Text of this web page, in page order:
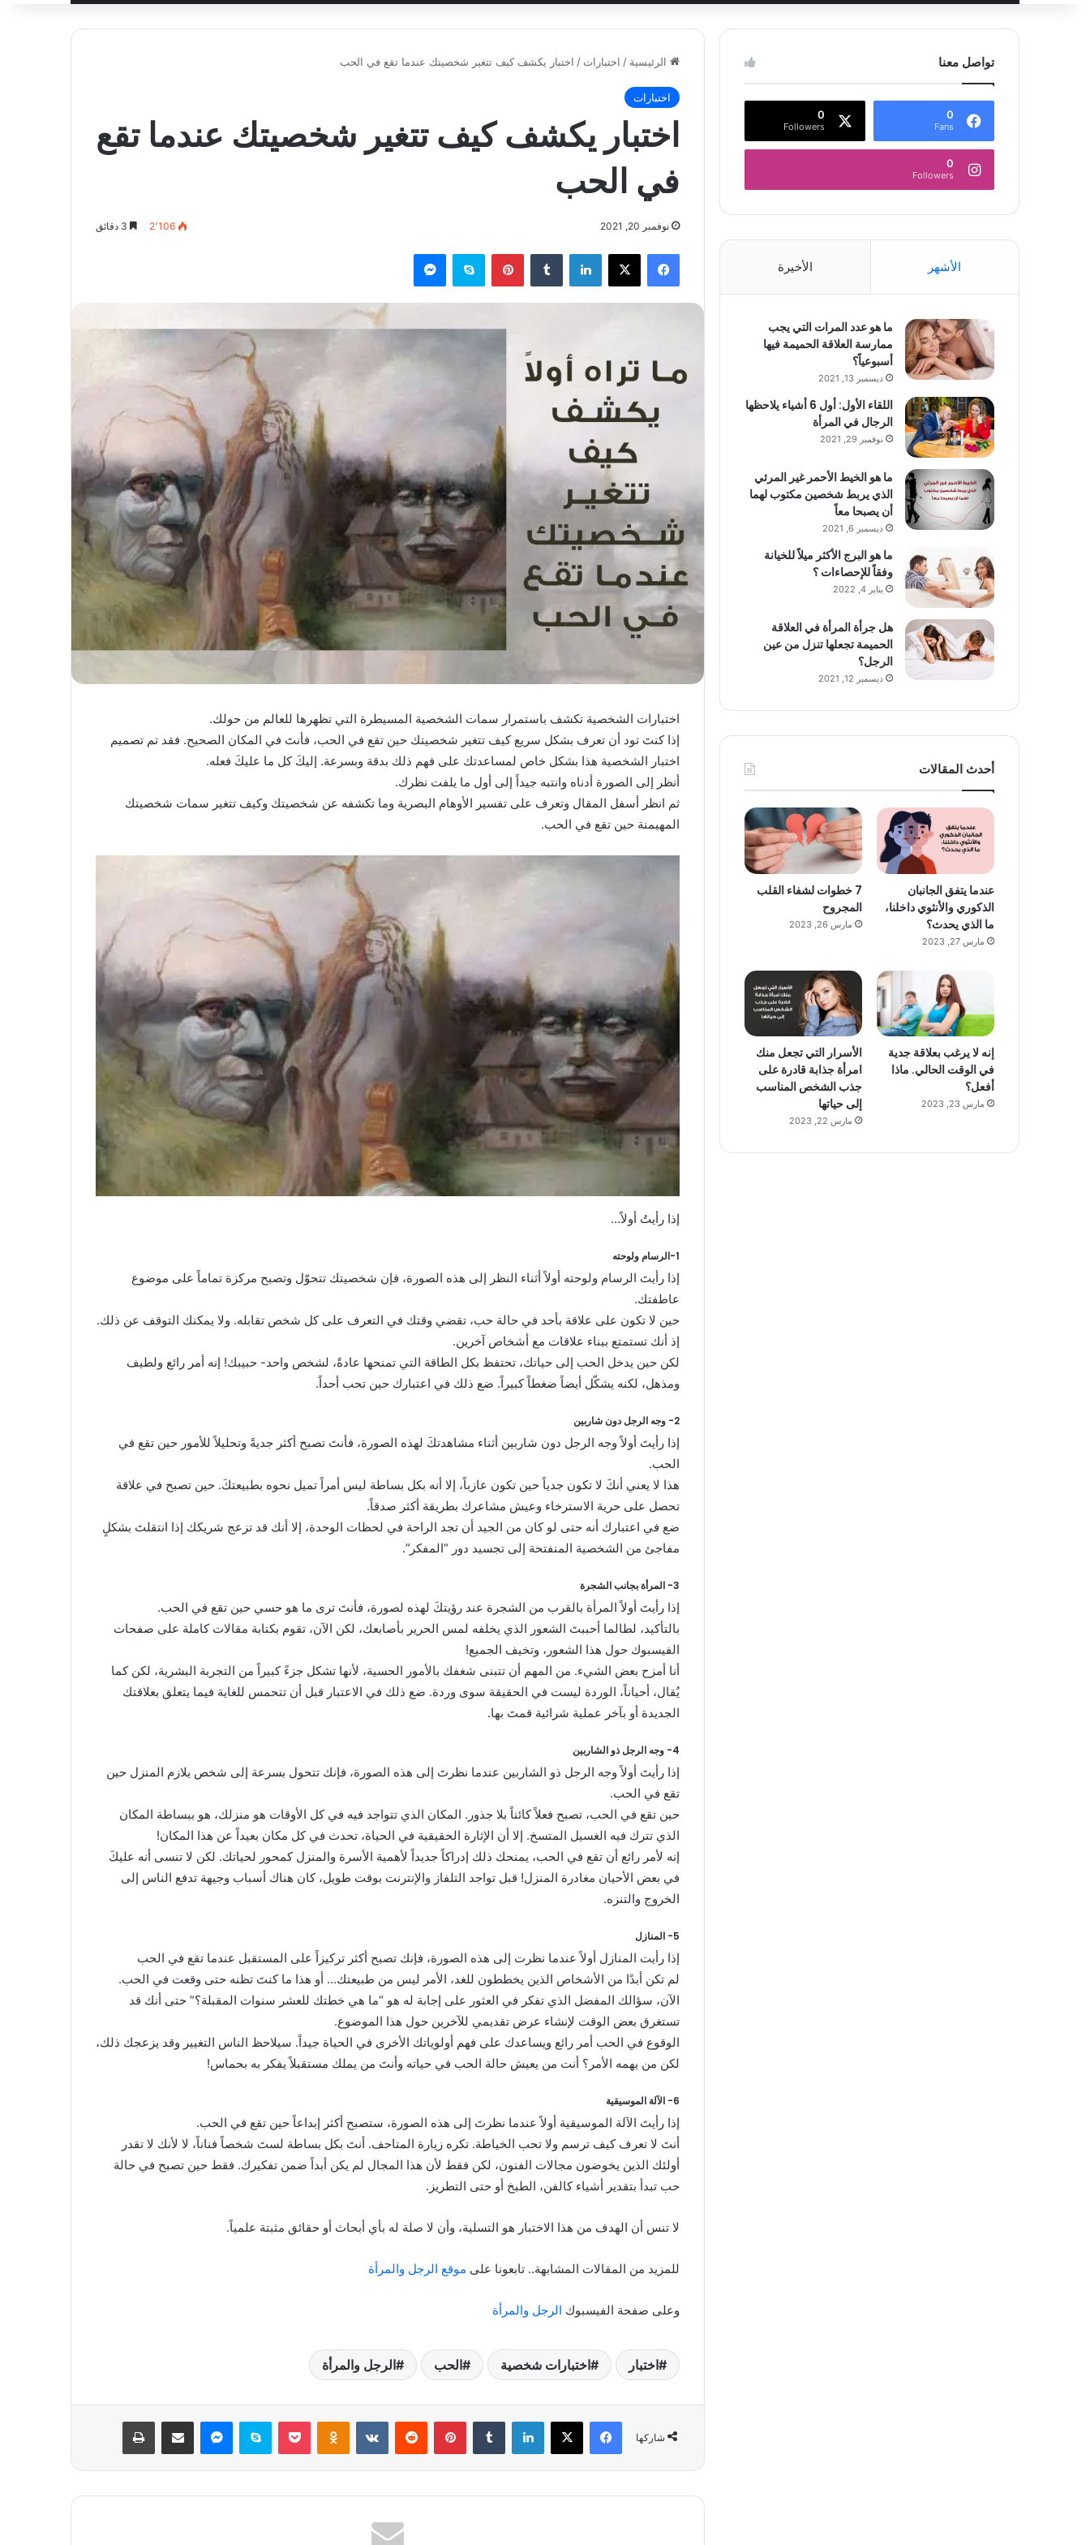
عن
الرئيسية / اختبارات / اختبار يكشف كيف تتغير شخصيتك عندما تقع في الحب
اختبارات
اختبار يكشف كيف تتغير شخصيتك عندما تقع
في الحب
نوفمبر 20, 2021 2٬106
فيسبوك X لينكدإن بينتيريستسكايب ماسنجر
اختبارات الشخصية تكشف باستمرار سمات الشخصية المسيطرة التي تظهرها للعالم من حولك.
إذا كنتَ تود أن تعرف بشكل سريع كيف تتغير شخصيتك حين تقع في الحب، فأنتَ في المكان الصحيح. فقد تم تصميم
اختبار الشخصية هذا بشكل خاص لمساعدتك على فهم ذلك بدقة وبسرعة. إليكَ كل ما عليكَ فعله.
أنظر إلى الصورة أدناه وانتبه جيداً إلى أول ما يلفت نظرك.
ثم انظر أسفل المقال وتعرف على تفسير الأوهام البصرية وما تكشفه عن شخصيتك وكيف تتغير سمات شخصيتك
المهيمنة حين تقع في الحب.
إذا رأيتُ أولاً…
1-الرسام ولوحته
إذا رأيتَ الرسام ولوحته أولاً أثناء النظر إلى هذه الصورة، فإن شخصيتك تتحوّل وتصبح مركزة تماماً على موضوع
عاطفتك.
حين لا تكون على علاقة بأحد في حالة حب، تقضي وقتك في التعرف على كل شخص تقابله. ولا يمكنك التوقف عن ذلك.
إذ أنك تستمتع ببناء علاقات مع أشخاص آخرين.
لكن حين يدخل الحب إلى حياتك، تحتفظ بكل الطاقة التي تمنحها عادةً، لشخص واحد- حبيبك! إنه أمر رائع ولطيف
ومذهل، لكنه يشكّل أيضاً ضغطاً كبيراً. ضع ذلك في اعتبارك حين تحب أحداً.
2- وجه الرجل دون شاربين
إذا رأيتَ أولاً وجه الرجل دون شاربين أثناء مشاهدتكَ لهذه الصورة، فأنتَ تصبح أكثر جديةً وتحليلاً للأمور حين تقع في
الحب.
هذا لا يعني أنكَ لا تكون جدياً حين تكون عازباً، إلا أنه بكل بساطة ليس أمراً تميل نحوه بطبيعتكَ. حين تصبح في علاقة
تحصل على حرية الاسترخاء وعيش مشاعرك بطريقة أكثر صدقاً.
ضع في اعتبارك أنه حتى لو كان من الجيد أن تجد الراحة في لحظات الوحدة، إلا أنك قد تزعج شريكك إذا انتقلتَ بشكلٍ
مفاجئ من الشخصية المنفتحة إلى تجسيد دور “المفكر”.
3- المرأة بجانب الشجرة
إذا رأيتَ أولاً المرأة بالقرب من الشجرة عند رؤيتكَ لهذه لصورة، فأنتَ ترى ما هو حسي حين تقع في الحب.
بالتأكيد، لطالما أحببتَ الشعور الذي يخلفه لمس الحرير بأصابعك، لكن الآن، تقوم بكتابة مقالات كاملة على صفحات
الفيسبوك حول هذا الشعور، وتخيف الجميع!
أنا أمزح بعض الشيء. من المهم أن تتبنى شغفك بالأمور الحسية، لأنها تشكل جزءً كبيراً من التجربة البشرية، لكن كما
يُقال، أحياناً، الوردة ليست في الحقيقة سوى وردة. ضع ذلك في الاعتبار قبل أن تتحمس للغاية فيما يتعلق بعلاقتك
الجديدة أو بآخر عملية شرائية قمتَ بها.
4- وجه الرجل ذو الشاربين
إذا رأيتَ أولاً وجه الرجل ذو الشاربين عندما نظرتَ إلى هذه الصورة، فإنك تتحول بسرعة إلى شخص يلازم المنزل حين
تقع في الحب.
حين تقع في الحب، تصبح فعلاً كائناً بلا جذور. المكان الذي تتواجد فيه في كل الأوقات هو منزلك، هو ببساطة المكان
الذي تترك فيه الغسيل المتسخ. إلا أن الإثارة الحقيقية في الحياة، تحدث في كل مكان بعيداً عن هذا المكان!
إنه لأمر رائع أن تقع في الحب، يمنحك ذلك إدراكاً جديداً لأهمية الأسرة والمنزل كمحور لحياتك. لكن لا تنسى أنه عليكَ
في بعض الأحيان مغادرة المنزل! قبل تواجد التلفاز والإنترنت بوقت طويل، كان هناك أسباب وجيهة تدفع الناس إلى
الخروج والتنزه.
5- المنازل
إذا رأيت المنازل أولاً عندما نظرت إلى هذه الصورة، فإنك تصبح أكثر تركيزاً على المستقبل عندما تقع في الحب
لم تكن أبدًا من الأشخاص الذين يخططون للغد، الأمر ليس من طبيعتك… أو هذا ما كنتَ تظنه حتى وقعت في الحب.
الآن، سؤالك المفضل الذي تفكر في العثور على إجابة له هو “ما هي خطتك للعشر سنوات المقبلة؟” حتى أنك قد
تستغرق بعض الوقت لإنشاء عرض تقديمي للآخرين حول هذا الموضوع.
الوقوع في الحب أمر رائع ويساعدك على فهم أولوياتك الأخرى في الحياة جيداً. سيلاحظ الناس التغيير وقد يزعجك ذلك،
لكن من يهمه الأمر؟ أنت من يعيش حالة الحب في حياته وأنتَ من يملك مستقبلاً يفكر به بحماس!
6- الآلة الموسيقية
إذا رأيتَ الآلة الموسيقية أولاً عندما نظرتَ إلى هذه الصورة، ستصبح أكثر إبداعاً حين تقع في الحب.
أنتَ لا تعرف كيف ترسم ولا تحب الخياطة. تكره زيارة المتاحف. أنتَ بكل بساطة لستَ شخصاً فناناً، لا لأنك لا تقدر
أولئك الذين يخوضون مجالات الفنون، لكن فقط لأن هذا المجال لم يكن أبداً ضمن تفكيرك. فقط حين تصبح في حالة
حب تبدأ بتقدير أشياء كالفن، الطبخ أو حتى التطريز.
لا تنس أن الهدف من هذا الاختبار هو التسلية، وأن لا صلة له بأي أبحاث أو حقائق مثبتة علمياً.
للمزيد من المقالات المشابهة.. تابعونا على موقع الرجل والمرأة
وعلى صفحة الفيسبوك الرجل والمرأة
اختبار اختبارات شخصية الحب الرجل والمرأة
شاركها
فيسبوك X لينكدإن بينتيريست Odnoklassniki
بوكيت سكايب ماسنجر مشاركة عبر البريد طباعة
تواصل معنا
0
Fans
0
Followers
0
Followers
الأشهر الأخيرة
ما هو عدد المرات التي يجب
ممارسة العلاقة الحميمة فيها
أسبوعياً؟
ديسمبر 13, 2021
اللقاء الأول: أول 6 أشياء يلاحظها
الرجال في المرأة
نوفمبر 29, 2021
ما هو الخيط الأحمر غير المرئي
الذي يربط شخصين مكتوب لهما
أن يصبحا معاً
ديسمبر 6, 2021
ما هو البرج الأكثر ميلاً للخيانة
وفقاً للإحصاءات ؟
يناير 4, 2022
هل جرأة المرأة في العلاقة
الحميمة تجعلها تنزل من عين
الرجل؟
ديسمبر 12, 2021
أحدث المقالات
عندما يتفق الجانبان
الذكوري والأنثوي داخلنا،
ما الذي يحدث؟
مارس 27, 2023
7 خطوات لشفاء القلب
المجروح
مارس 26, 2023
إنه لا يرغب بعلاقة جدية
في الوقت الحالي. ماذا
أفعل؟
مارس 23, 2023
الأسرار التي تجعل منك
امرأة جذابة قادرة على
جذب الشخص المناسب
إلى حياتها
مارس 22, 2023